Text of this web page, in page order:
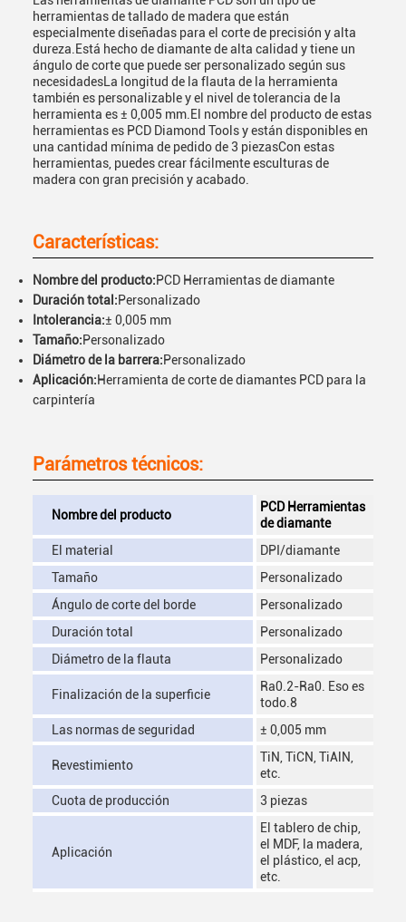
herramientas de tallado de madera que están
especialmente diseñadas para el corte de precisión y alta
dureza.Está hecho de diamante de alta calidad y tiene un
ángulo de corte que puede ser personalizado según sus
necesidadesLa longitud de la flauta de la herramienta
también es personalizable y el nivel de tolerancia de la
herramienta es ± 0,005 mm.El nombre del producto de estas
herramientas es PCD Diamond Tools y están disponibles en
una cantidad mínima de pedido de 3 piezasCon estas
herramientas, puedes crear fácilmente esculturas de
madera con gran precisión y acabado.
Características:
Nombre del producto:PCD Herramientas de diamante
Duración total:Personalizado
Intolerancia:± 0,005 mm
Tamaño:Personalizado
Diámetro de la barrera:Personalizado
Aplicación:Herramienta de corte de diamantes PCD para la
carpintería
Parámetros técnicos:
Nombre del producto
PCD Herramientas
de diamante
El material
DPI/diamante
Tamaño
Personalizado
Ángulo de corte del borde
Personalizado
Duración total
Personalizado
Diámetro de la flauta
Personalizado
Finalización de la superficie
Ra0.2-Ra0. Eso es
todo.8
Las normas de seguridad
± 0,005 mm
Revestimiento
TiN, TiCN, TiAlN,
etc.
Cuota de producción
3 piezas
Aplicación
El tablero de chip,
el MDF, la madera,
el plástico, el acp,
etc.